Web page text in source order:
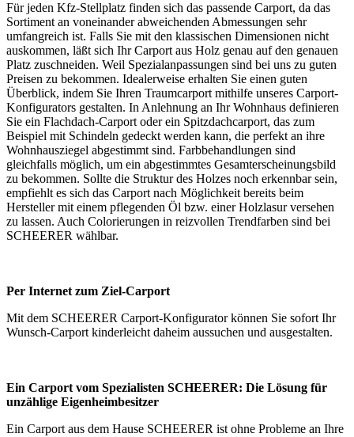
Für jeden Kfz-Stellplatz finden sich das passende Carport, da das
Sortiment an voneinander abweichenden Abmessungen sehr
umfangreich ist. Falls Sie mit den klassischen Dimensionen nicht
auskommen, läßt sich Ihr Carport aus Holz genau auf den genauen
Platz zuschneiden. Weil Spezialanpassungen sind bei uns zu guten
Preisen zu bekommen. Idealerweise erhalten Sie einen guten
Überblick, indem Sie Ihren Traumcarport mithilfe unseres Carport-
Konfigurators gestalten. In Anlehnung an Ihr Wohnhaus definieren
Sie ein Flachdach-Carport oder ein Spitzdachcarport, das zum
Beispiel mit Schindeln gedeckt werden kann, die perfekt an ihre
Wohnhausziegel abgestimmt sind. Farbbehandlungen sind
gleichfalls möglich, um ein abgestimmtes Gesamterscheinungsbild
zu bekommen. Sollte die Struktur des Holzes noch erkennbar sein,
empfiehlt es sich das Carport nach Möglichkeit bereits beim
Hersteller mit einem pflegenden Öl bzw. einer Holzlasur versehen
zu lassen. Auch Colorierungen in reizvollen Trendfarben sind bei
SCHEERER wählbar.
Per Internet zum Ziel-Carport
Mit dem SCHEERER Carport-Konfiguratorkönnen Sie sofort Ihr
Wunsch-Carport kinderleicht daheim aussuchen und ausgestalten.
Ein Carport vom Spezialisten SCHEERER: Die Lösung für
unzählige Eigenheimbesitzer
Ein Carport aus dem Hause SCHEERER ist ohne Probleme an Ihre